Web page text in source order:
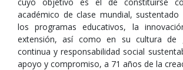
académico de clase mundial,
los programas educativos, la
extensión, así como en su cultura de
continua y responsabilidad social
apoyo y compromiso, a 71 años de la